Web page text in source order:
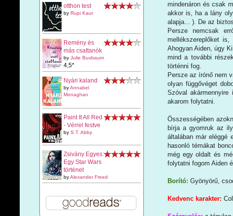
mindenáron és csak
akkor is, ha a lány
alapja... ). De az
Persze nemcsak
mellékszereplőket
Ahogyan Aiden, úgy
mind a további
történni fog.
Persze az írónő nem
olyan függővéget
Szóval
akarom folytatni.
Összességében
bírja a gyomruk az
általában már eléggé
hasonló témákat
még egy oldalt és
folytatni fogom Aiden
Borító: Gyönyörű,
Kedvenc karakter:
otthon test
by Rupi Kaur
Remény és
más csattanók
by Julie Buxbaum
4,5*
Nyári kaland
byAnnabel
Monaghan
Paint It All Red
- Vérrel festve
by S.T. Abby
Zsivány Egyes:
Egy Star Wars
történet
byAlexander Freed